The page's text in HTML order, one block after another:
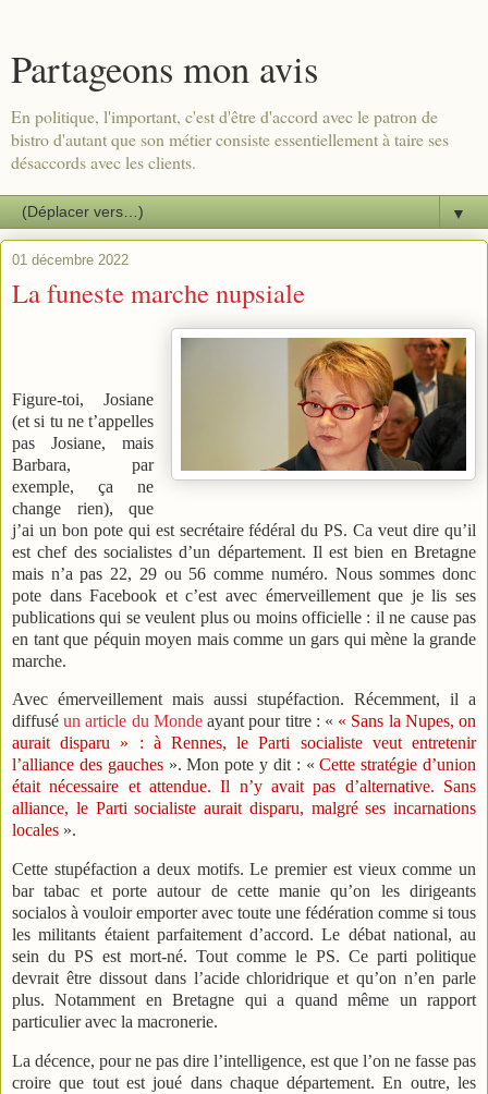
Partageons mon avis
En politique, l'important, c'est d'être d'accord avec le patron de
bistro d'autant que son métier consiste essentiellement à taire ses
désaccords avec les clients.
▼
01 décembre 2022
La funeste marche nupsiale
Figure-toi, Josiane
(et si tu ne t’appelles
pas Josiane, mais
Barbara, par
exemple, ça ne
change rien), que
j’ai un bon pote qui est secrétaire fédéral du PS. Ca veut dire qu’il
est chef des socialistes d’un département. Il est bien en Bretagne
mais n’a pas 22, 29 ou 56 comme numéro. Nous sommes donc
pote dans Facebook et c’est avec émerveillement que je lis ses
publications qui se veulent plus ou moins officielle : il ne cause pas
en tant que péquin moyen mais comme un gars qui mène la grande
marche.
Avec émerveillement mais aussi stupéfaction. Récemment, il a
diffuséun article du Mondeayant pour titre : « « Sans la Nupes, on
aurait disparu » : à Rennes, le Parti socialiste veut entretenir
l’alliance des gauches». Mon pote y dit : «Cette stratégie d’union
était nécessaire et attendue. Il n’y avait pas d’alternative. Sans
alliance, le Parti socialiste aurait disparu, malgré ses incarnations
locales ».
Cette stupéfaction a deux motifs. Le premier est vieux comme un
bar tabac et porte autour de cette manie qu’on les dirigeants
socialos à vouloir emporter avec toute une fédération comme si tous
les militants étaient parfaitement d’accord. Le débat national, au
sein du PS est mort-né. Tout comme le PS. Ce parti politique
devrait être dissout dans l’acide chloridrique et qu’on n’en parle
plus. Notamment en Bretagne qui a quand même un rapport
particulier avec la macronerie.
La décence, pour ne pas dire l’intelligence, est que l’on ne fasse pas
croire que tout est joué dans chaque département. En outre, les